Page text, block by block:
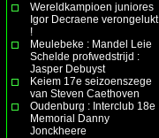
Wereldkampioen juniores
Igor Decraene verongelukt
!
Meulebeke : Mandel Leie
Schelde profwedstrijd :
Jasper Debuyst
Keiem 17e seizoenszege
van Steven Caethoven
Oudenburg : Interclub 18e
Memorial Danny
Jonckheere